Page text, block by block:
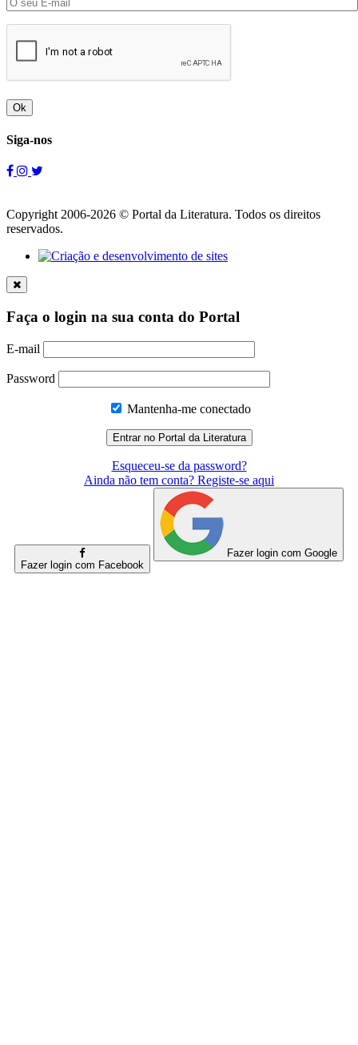
Ok
Siga-nos
Copyright 2006-2026 © Portal da Literatura. Todos os direitos
reservados.
Faça o login na sua conta do Portal
E-mail
Password
Mantenha-me conectado
Esqueceu-se da password?
Ainda não tem conta? Registe-se aqui
Fazer login com Facebook
Fazer login com Google